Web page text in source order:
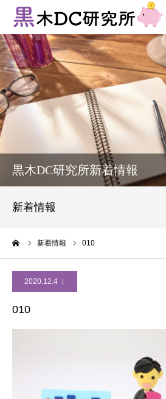
黒木DC研究所新着情報
新着情報
新着情報 010
2020.12.4
010
法人向けサービス
個人向けサービス
新着情報
お問い合わせ